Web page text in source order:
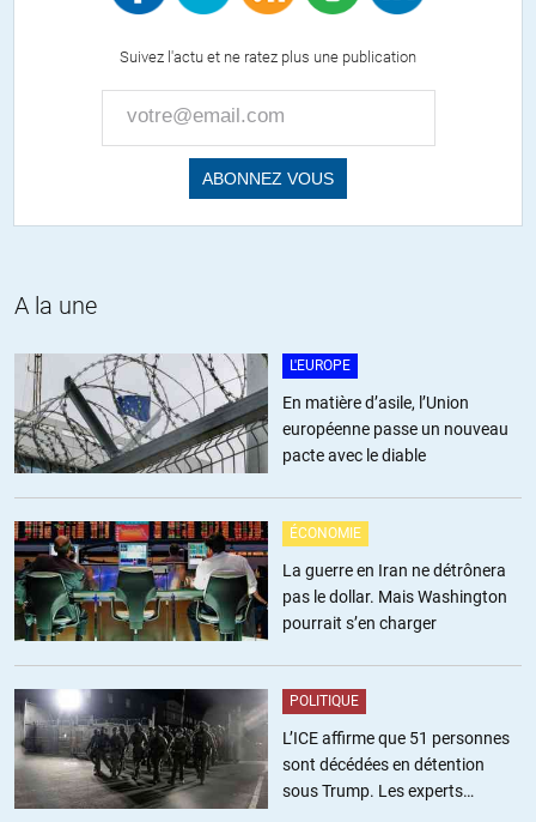
sinon, se mouiller jusqu’au cou de la sorte…) »
Sophisme. Particulièrement dégueulasse en fait. Donc quand
vous n’avez plus d’argument vous attaquez en dessous de la
ceinture. Je déteste les mensonges.
« Ah bon, c’est prouvé, ça? »
Demandez donc aux militaires français revenus malades de
« (quoique très tardive tout de même, convenes-en) »
Encore un mensonge. Ceux qui ont été responsables au
niveau local d’un quelconque retard ont été sanctionnés.
Chose inimaginable en France.
tête des autorités chinoises, il faut vraiment oser. En fait
vous ne jugez que vous-même.
+10
SDF // 11.05.2021 à 14h36
@LibEgaFra
Le présent site avait proposé il y a peu la vidéo suivante:
https://www.youtube.com/watch?v=x9twbRDJEdQ
Suivez l'actu et ne ratez plus une publication
A la une
L'EUROPE
En matière d’asile, l’Union
européenne passe un nouveau
pacte avec le diable
ÉCONOMIE
La guerre en Iran ne détrônera
pas le dollar. Mais Washington
pourrait s’en charger
POLITIQUE
L’ICE affirme que 51 personnes
sont décédées en détention
sous Trump. Les experts